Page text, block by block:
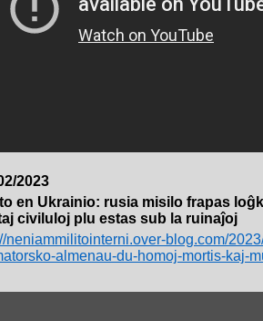
2023
en Ukrainio: rusia misilo frapas
civiluloj plu estas sub la ruinaĵoj
neniammilitointerni.over-blog.com/
almenau-du-homoj-mortis-kaj-